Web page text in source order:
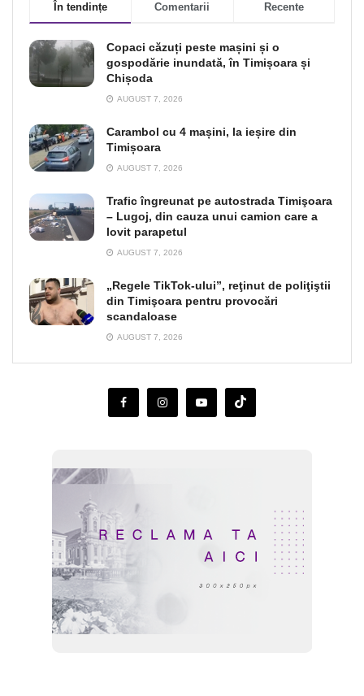
În tendințe Comentarii Recente
Copaci căzuți peste mașini și o
gospodărie inundată, în Timișoara și
Chișoda
AUGUST 7, 2026
Carambol cu 4 mașini, la ieșire din
Timișoara
AUGUST 7, 2026
Trafic îngreunat pe autostrada Timişoara
– Lugoj, din cauza unui camion care a
lovit parapetul
AUGUST 7, 2026
„Regele TikTok-ului”, reţinut de poliţiştii
din Timişoara pentru provocări
scandaloase
AUGUST 7, 2026